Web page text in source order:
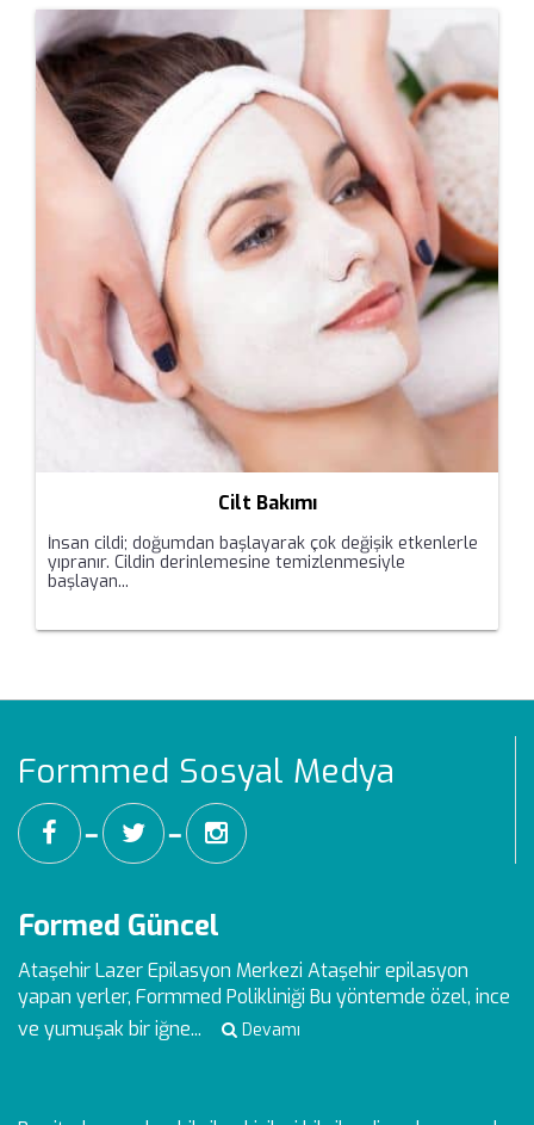
Cilt Bakımı
İnsan cildi; doğumdan başlayarak çok değişik etkenlerle
yıpranır. Cildin derinlemesine temizlenmesiyle
başlayan...
Formmed Sosyal Medya
━ ━
Formed Güncel
Ataşehir Lazer Epilasyon Merkezi Ataşehir epilasyon
yapan yerler, Formmed Polikliniği Bu yöntemde özel, ince
ve yumuşak bir iğne...
Devamı